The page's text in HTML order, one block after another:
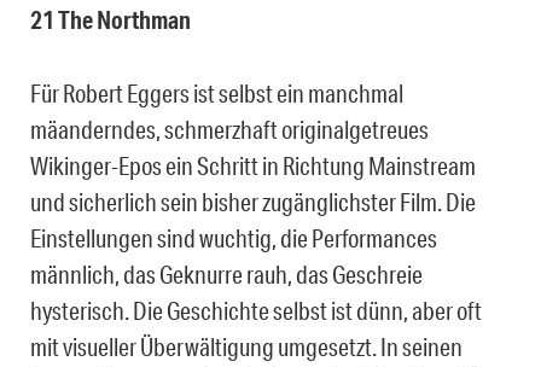
21 The Northman
Für Robert Eggers ist selbst ein manchmal
mäanderndes, schmerzhaft originalgetreues
Wikinger-Epos ein Schritt in Richtung Mainstream
und sicherlich sein bisher zugänglichster Film. Die
Einstellungen sind wuchtig, die Performances
männlich, das Geknurre rauh, das Geschreie
hysterisch. Die Geschichte selbst ist dünn, aber oft
mit visueller Überwältigung umgesetzt. In seinen